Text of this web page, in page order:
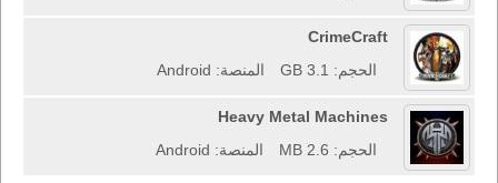
CrimeCraft
الحجم: 3.1 GB
المنصة: Android
Heavy Metal Machines
الحجم: 2.6 MB
المنصة: Android